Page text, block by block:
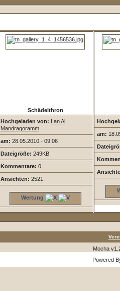
Schädelthron
Hochgeladen von: Lan Al
Mandragoramm
am: 28.05.2010 - 09:06
Dateigröße: 249KB
Kommentare: 0
Ansichten: 2521
Wertung
am:
Mocha
Powered